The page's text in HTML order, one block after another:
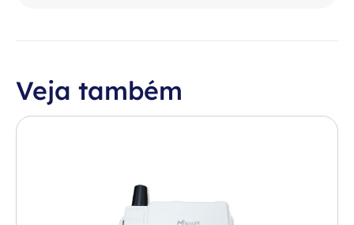
Veja também